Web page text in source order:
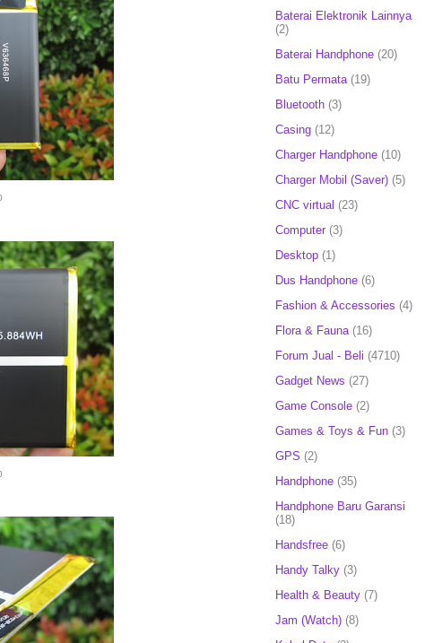
Baterai Elektronik Lainnya
(2)
Baterai Handphone (20)
Batu Permata (19)
Bluetooth (3)
Casing (12)
Charger Handphone (10)
Charger Mobil (Saver) (5)
CNC virtual (23)
Computer (3)
Desktop (1)
Dus Handphone (6)
Fashion & Accessories (4)
Flora & Fauna (16)
Forum Jual - Beli (4710)
Gadget News (27)
Game Console (2)
Games & Toys & Fun (3)
GPS (2)
Handphone (35)
Handphone Baru Garansi
(18)
Handsfree (6)
Handy Talky (3)
Health & Beauty (7)
Jam (Watch) (8)